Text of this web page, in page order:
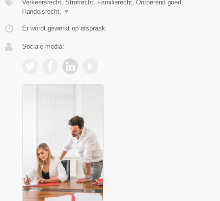
Verkeersrecht, Strafrecht, Familierecht, Onroerend goed,
Handelsrecht, ▼
Er wordt gewerkt op afspraak.
Sociale media: